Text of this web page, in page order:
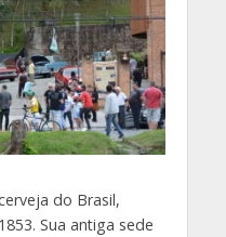
do Brasil,
Sua antiga sede